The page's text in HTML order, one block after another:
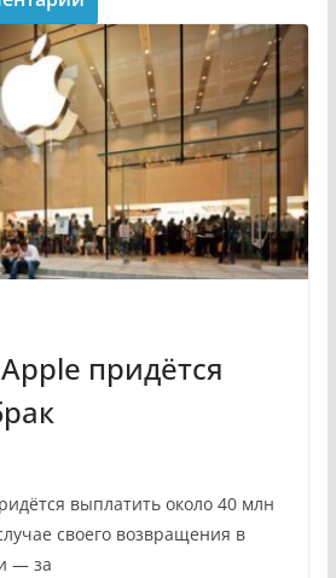
придётся
выплатить около 40 млн
своего возвращения в
— за